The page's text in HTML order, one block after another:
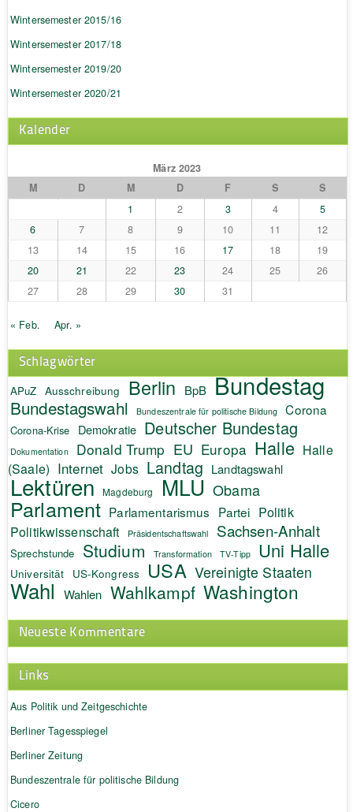
Wintersemester 2015/16
Wintersemester 2017/18
Wintersemester 2019/20
Wintersemester 2020/21
Kalender
März 2023
M
D M D F S
S
1
2 3 4
5
6
7 8 9 10 11
12
13
14 15 16 17 18
19
20
21 22 23 24 25
26
27
28 29 30 31
« Feb. Apr. »
Schlagwörter
APuZ Ausschreibung Berlin BpB Bundestag
Bundestagswahl Bundeszentrale für politische Bildung Corona
Corona-Krise Demokratie Deutscher Bundestag
Dokumentation Donald Trump EU Europa Halle Halle
(Saale) Internet Jobs Landtag Landtagswahl
Lektüren Magdeburg MLU Obama
Parlament Parlamentarismus Partei Politik
Politikwissenschaft Präsidentschaftswahl Sachsen-Anhalt
Sprechstunde Studium Transformation TV-Tipp Uni Halle
Universität US-Kongress USA Vereinigte Staaten
Wahl Wahlen Wahlkampf Washington
Neueste Kommentare
Links
Aus Politik und Zeitgeschichte
Berliner Tagesspiegel
Berliner Zeitung
Bundeszentrale für politische Bildung
Cicero